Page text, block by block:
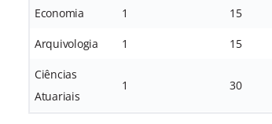
Economia 1 15
Arquivologia 1 15
Ciências
Atuariais
1 30